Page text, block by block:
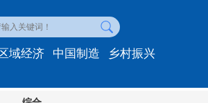
域经济 中国制造 乡村振兴